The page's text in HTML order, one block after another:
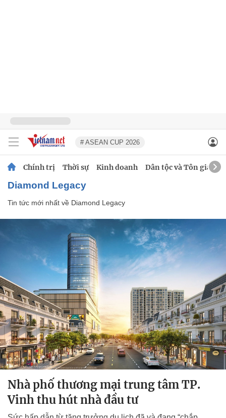
# ASEAN CUP 2026
Chính trị Thời sự Kinh doanh Dân tộc và Tôn giáo
Diamond Legacy
Tin tức mới nhất về Diamond Legacy
Nhà phố thương mại trung tâm TP.
Vinh thu hút nhà đầu tư